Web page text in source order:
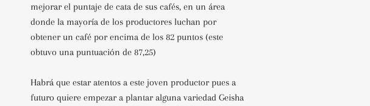
mejorar el puntaje de cata de sus cafés, en un área
donde la mayoría de los productores luchan por
obtener un café por encima de los 82 puntos (este
obtuvo una puntuación de 87,25)
Habrá que estar atentos a este joven productor pues a
futuro quiere empezar a plantar alguna variedad Geisha